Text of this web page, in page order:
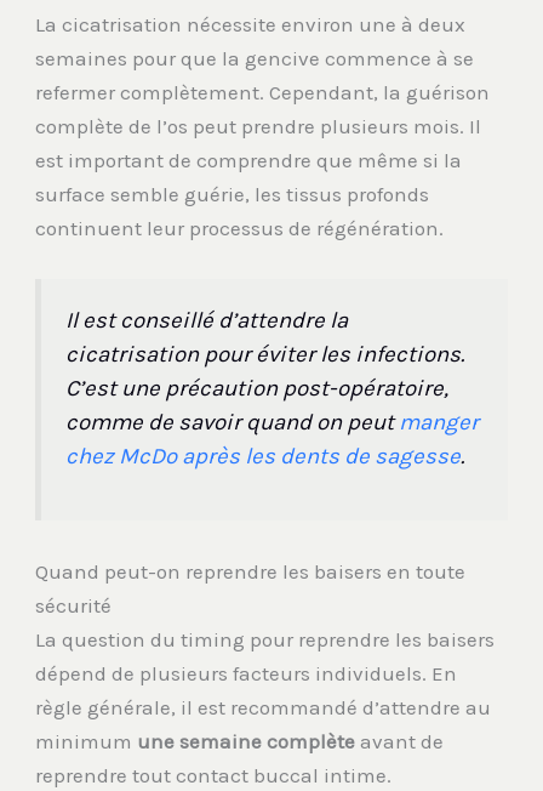
La cicatrisation nécessite environ une à deux
semaines pour que la gencive commence à se
refermer complètement. Cependant, la guérison
complète de l’os peut prendre plusieurs mois. Il
est important de comprendre que même si la
surface semble guérie, les tissus profonds
continuent leur processus de régénération.
Il est conseillé d’attendre la
cicatrisation pour éviter les infections.
C’est une précaution post-opératoire,
comme de savoir quand on peutmanger
chez McDo après les dents de sagesse.
Quand peut-on reprendre les baisers en toute
sécurité
La question du timing pour reprendre les baisers
dépend de plusieurs facteurs individuels. En
règle générale, il est recommandé d’attendre au
minimum une semaine complète avant de
reprendre tout contact buccal intime.